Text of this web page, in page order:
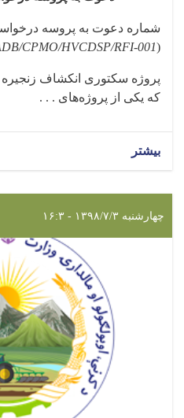
شماره دعوت به پروسه
(
CPMO/HVCDSP/RFI-001
پروژه سکتوری انکشاف
که یکی از پروژههای . . .
بیشتر
چهارشنبه ۱۳۹۸/۷/۳ - ۱۶:۳